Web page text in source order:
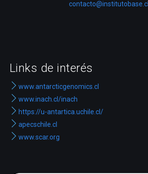
contacto@institutobase.cl
Links de interés
www.antarcticgenomics.cl
www.inach.cl/inach
https://u-antartica.uchile.cl/
apecschile.cl
www.scar.org